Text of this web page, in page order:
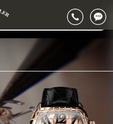
▲
▼
2026年6月法穆兰上海市售后服务网络优化升级公告
2026年6月上海市法穆兰官方售后客户服务热线：400-006-0073